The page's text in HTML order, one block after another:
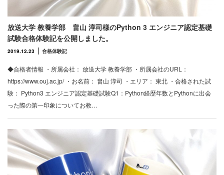
放送大学 教養学部 畠山 淳司様のPython 3 エンジニア認定基礎
試験合格体験記を公開しました。
2019.12.23 合格体験記
◆合格者情報 ・所属会社： 放送大学 教養学部 ・所属会社のURL：
https://www.ouj.ac.jp/ ・お名前： 畠山 淳司 ・エリア： 東北 ・合格された試
験： Python3 エンジニア認定基礎試験Q1：Python経歴年数とPythonに出会
った際の第一印象についてお教…